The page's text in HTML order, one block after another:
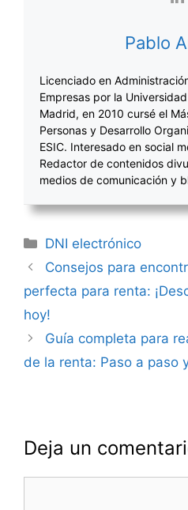
Pablo
Licenciado en
Empresas por la
Madrid, en 2010 cursé el
Personas y Desarrollo
ESIC. Interesado en social
Redactor de contenidos
medios de comunicación y
Categorías
DNI electrónico
Navegación
de
entradas
Consejos para
perfecta para renta:
hoy!
Guía completa para
de la renta: Paso a paso
Deja un